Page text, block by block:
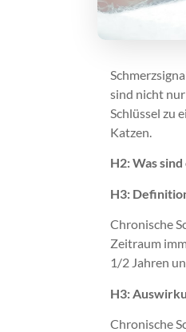
sind nicht
Schlüssel zu
Katzen.
H2: Was
H3:
Chronische
Zeitraum
1/2 Jahren
H3:
Chronische